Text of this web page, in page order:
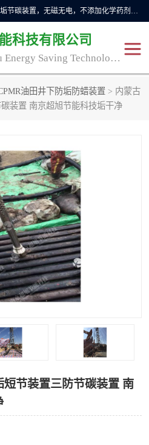
自主研发生产的CPMR全智能防垢除垢节碳装置，无磁无电，不添加化学药剂，*了国内纯物理除垢技术领域空白，其性能处于国际领先水平。广泛应用于石油炼化、钢铁冶炼、电力、煤矿、化工、供暖、压铸、汽车制造、涉水家电等行业。
科技有限公司
Nanjing Chaoxu Energy Saving Technology Co., Ltd
油田井下防垢防蜡装置 > 内蒙古
装置 南京超旭节能科技垢干净
节装置三防节碳装置 南
CPMR全智能防垢除垢节
防蜡除蜡
锅炉除垢
CPMR商用防垢器/家用防
垢器
清碳燃油催化器